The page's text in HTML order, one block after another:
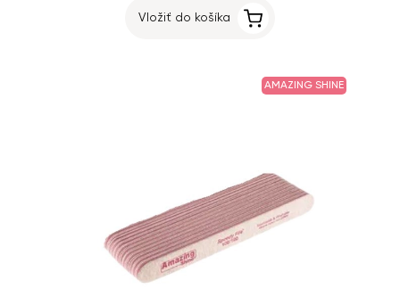
Vložiť do košíka
AMAZING SHINE